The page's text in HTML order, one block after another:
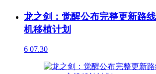
龙之剑：觉醒公布完整更新路
机移植计划
6 07.30